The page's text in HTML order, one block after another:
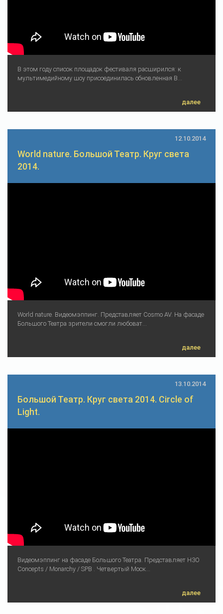
В этом году список площадок фестиваля расширился: к
мультимедийному шоу присоединилась обновленная В...
далее
12.10.2014
World nature. Большой Театр. Круг света
2014.
World nature. Видеомэппинг. Представляет Cosmo AV. На фасаде
Большого Театра зрители смогли любоват...
далее
13.10.2014
Большой Театр. Круг света 2014. Circle of
Light.
Видеомэппинг на фасаде Большого Театра. Представляет H3O
Concepts / Monarchy / SPB . Четвертый Моск...
далее